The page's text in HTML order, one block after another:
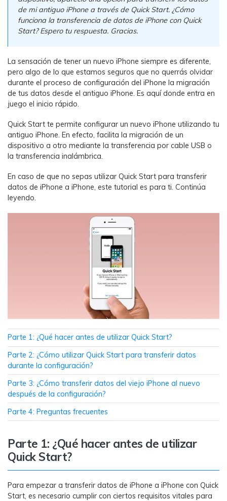
WhatsApp.
Transferencia de Datos de un
Transfiere contactos, fotos, música,
videos, SMS y otros tipos de
archivos de un teléfono a otro y a la
PC.
Apps
Transfiere datos de WhatsApp y
WhatsApp Business sin restablecer los
MobileTrans App
Transfiere datos del teléfono, de
WhatsApp y archivos entre dispositivos
iOS y Android.
Welastseen
WeLastseen te tiene al tanto de todo en
WhatsApp.
de mi antiguo iPhone a través de Quick Start. ¿Cómo
funciona la transferencia de datos de iPhone con Quick
Start? Espero tu respuesta. Gracias.
La sensación de tener un nuevo iPhone siempre es diferente,
pero algo de lo que estamos seguros que no querrás olvidar
durante el proceso de configuración del iPhone la migración
de tus datos desde el antiguo iPhone. Es aquí donde entra en
juego el inicio rápido.
Quick Start te permite configurar un nuevo iPhone utilizando tu
antiguo iPhone. En efecto, facilita la migración de un
dispositivo a otro mediante la transferencia por cable USB o
la transferencia inalámbrica.
En caso de que no sepas utilizar Quick Start para transferir
datos de iPhone a iPhone, este tutorial es para ti. Continúa
leyendo.
Parte 1: ¿Qué hacer antes de utilizar Quick Start?
Parte 2: ¿Cómo utilizar Quick Start para transferir datos
durante la configuración?
Parte 3: ¿Cómo transferir datos del viejo iPhone al nuevo
después de la configuración?
Parte 4: Preguntas frecuentes
Parte 1: ¿Qué hacer antes de utilizar
Quick Start?
Para empezar a transferir datos de iPhone a iPhone con Quick
Start, es necesario cumplir con ciertos requisitos vitales para